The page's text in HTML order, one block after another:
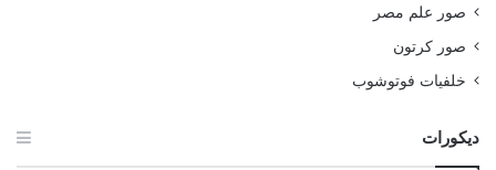
صور علم مصر
صور كرتون
خلفيات فوتوشوب
ديكورات